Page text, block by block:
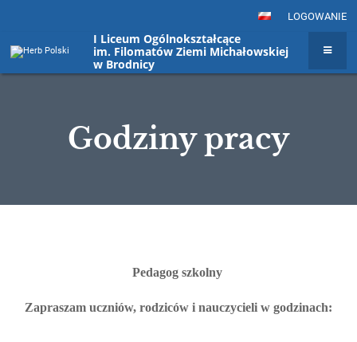
LOGOWANIE
I Liceum Ogólnokształcące
im. Filomatów Ziemi Michałowskiej
w Brodnicy
Godziny pracy
Pedagog szkolny
Zapraszam uczniów, rodziców i nauczycieli w godzinach: